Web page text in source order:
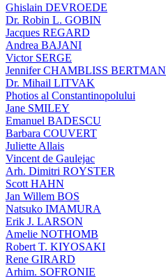
Ghislain DEVROEDE
Dr. Robin L. GOBIN
Jacques REGARD
Andrea BAJANI
Victor SERGE
Jennifer CHAMBLISS BERTMAN
Dr. Mihail LITVAK
Photios al Constantinopolului
Jane SMILEY
Emanuel BADESCU
Barbara COUVERT
Juliette Allais
Vincent de Gaulejac
Arh. Dimitri ROYSTER
Scott HAHN
Jan Willem BOS
Natsuko IMAMURA
Erik J. LARSON
Amelie NOTHOMB
Robert T. KIYOSAKI
Rene GIRARD
Arhim. SOFRONIE